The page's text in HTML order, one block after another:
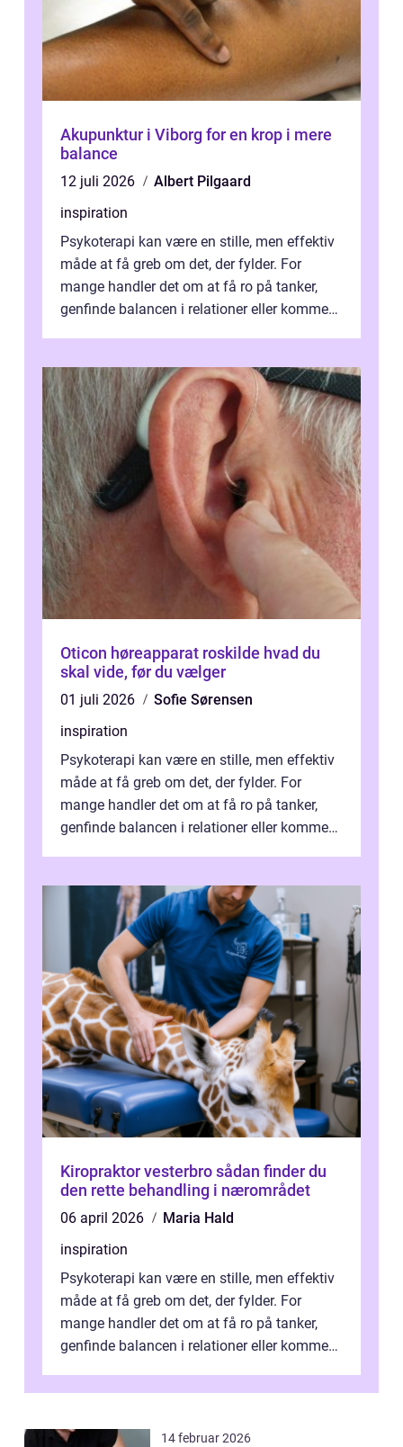
Akupunktur i Viborg for en krop i mere
balance
12 juli 2026
Albert Pilgaard
inspiration
Psykoterapi kan være en stille, men effektiv
måde at få greb om det, der fylder. For
mange handler det om at få ro på tanker,
genfinde balancen i relationer eller komme
Oticon høreapparat roskilde hvad du
skal vide, før du vælger
01 juli 2026
Sofie Sørensen
inspiration
Psykoterapi kan være en stille, men effektiv
måde at få greb om det, der fylder. For
mange handler det om at få ro på tanker,
genfinde balancen i relationer eller komme
Kiropraktor vesterbro sådan finder du
den rette behandling i nærområdet
06 april 2026
Maria Hald
inspiration
Psykoterapi kan være en stille, men effektiv
måde at få greb om det, der fylder. For
mange handler det om at få ro på tanker,
genfinde balancen i relationer eller komme
14 februar 2026